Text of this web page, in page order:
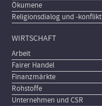
Ökumene
Religionsdialog und -konflikt
WIRTSCHAFT
Arbeit
Fairer Handel
Finanzmärkte
Rohstoffe
Unternehmen und CSR